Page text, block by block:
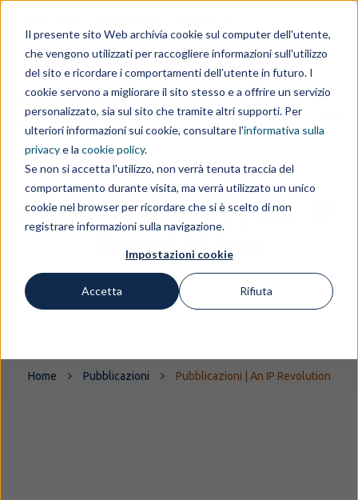
Il presente sito Web archivia cookie sul computer dell'utente,
che vengono utilizzati per raccogliere informazioni sull'utilizzo
del sito e ricordare i comportamenti dell'utente in futuro. I
cookie servono a migliorare il sito stesso e a offrire un servizio
personalizzato, sia sul sito che tramite altri supporti. Per
ulteriori informazioni sui cookie, consultare l'informativa sulla
privacye la cookie policy.
Se non si accetta l'utilizzo, non verrà tenuta traccia del
comportamento durante visita, ma verrà utilizzato un unico
cookie nel browser per ricordare che si è scelto di non
registrare informazioni sulla navigazione.
Impostazioni cookie
Accetta Rifiuta
IL GRUPPO
Pubblicazioni | An IP
Revolution
Home Pubblicazioni Pubblicazioni | An IP Revolution